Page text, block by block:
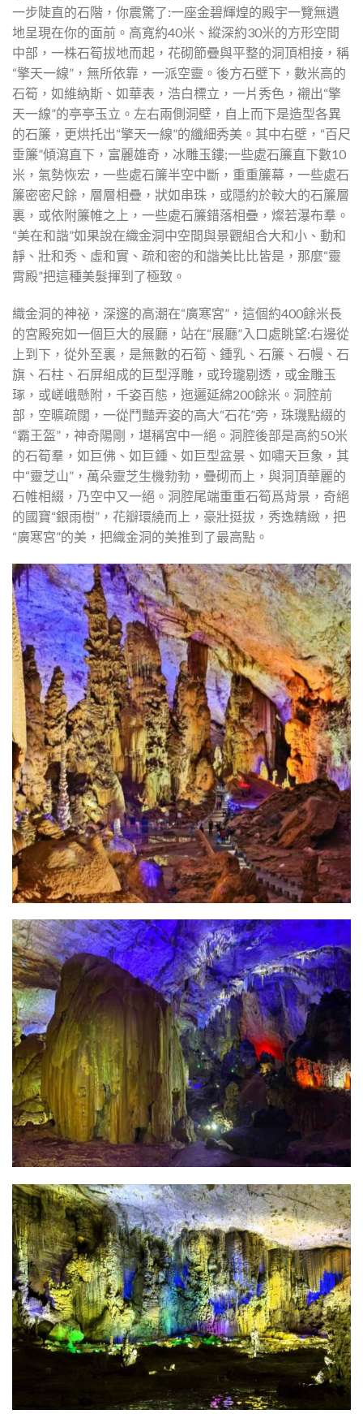
一步陡直的石階，你震驚了:一座金碧輝煌的殿宇一覽無遺
地呈現在你的面前。高寬約40米、縱深約30米的方形空間
中部，一株石筍拔地而起，花砌節疊與平整的洞頂相接，稱
“擎天一線”，無所依靠，一派空靈。後方石壁下，數米高的
石筍，如維納斯、如華表，浩白標立，一片秀色，襯出“擎
天一線”的亭亭玉立。左右兩側洞壁，自上而下是造型各異
的石簾，更烘托出“擎天一線”的纖細秀美。其中右壁，“百尺
垂簾”傾瀉直下，富麗雄奇，冰雕玉鏤;一些處石簾直下數10
米，氣勢恢宏，一些處石簾半空中斷，重重簾幕，一些處石
簾密密尺餘，層層相疊，狀如串珠，或隱約於較大的石簾層
裏，或依附簾帷之上，一些處石簾錯落相疊，燦若瀑布羣。
“美在和諧”如果說在織金洞中空間與景觀組合大和小、動和
靜、壯和秀、虛和實、疏和密的和諧美比比皆是，那麼“靈
霄殿”把這種美髮揮到了極致。
織金洞的神祕，深邃的高潮在“廣寒宮”，這個約400餘米長
的宮殿宛如一個巨大的展廳，站在“展廳”入口處眺望:右邊從
上到下，從外至裏，是無數的石筍、鍾乳、石簾、石幔、石
旗、石柱、石屏組成的巨型浮雕，或玲瓏剔透，或金雕玉
琢，或嵯峨懸附，千姿百態，迤邐延綿200餘米。洞腔前
部，空曠疏闊，一從鬥豔弄姿的高大“石花”旁，珠璣點綴的
“霸王盔”，神奇陽剛，堪稱宮中一絕。洞腔後部是高約50米
的石筍羣，如巨佛、如巨鍾、如巨型盆景、如嘯天巨象，其
中“靈芝山”，萬朵靈芝生機勃勃，疊砌而上，與洞頂華麗的
石帷相綴，乃空中又一絕。洞腔尾端重重石筍爲背景，奇絕
的國寶“銀雨樹”，花瓣環繞而上，豪壯挺拔，秀逸精緻，把
“廣寒宮”的美，把織金洞的美推到了最高點。